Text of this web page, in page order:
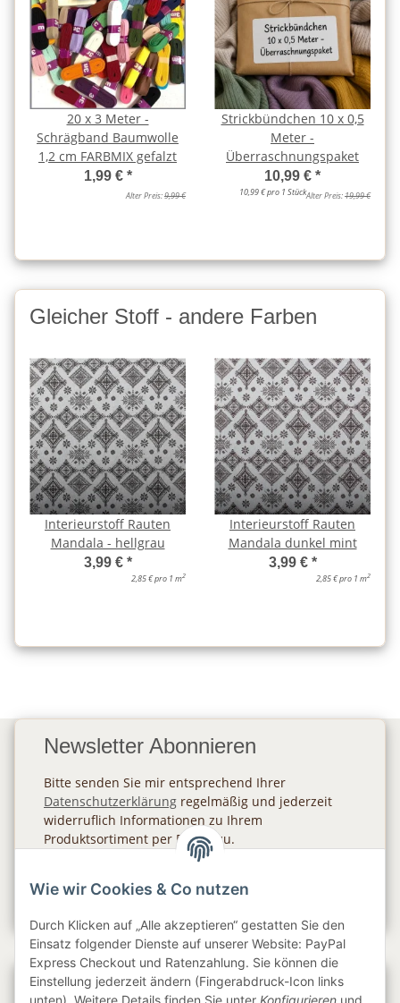
20 x 3 Meter -
Schrägband Baumwolle
1,2 cm FARBMIX gefalzt
1,99 € *
Alter Preis:9,99 €
Strickbündchen 10 x 0,5
Meter -
Überraschnungspaket
10,99 € *
10,99 € pro 1 StückAlter Preis:19,99 €
Gleicher Stoff - andere Farben
Interieurstoff Rauten
Mandala - hellgrau
3,99 € *
2,85 € pro 1 m2
Interieurstoff Rauten
Mandala dunkel mint
3,99 € *
2,85 € pro 1 m2
Newsletter Abonnieren
Bitte senden Sie mir entsprechend Ihrer
Datenschutzerklärung regelmäßig und jederzeit
widerruflich Informationen zu Ihrem
Produktsortiment per E-Mail zu.
Gesetzliche Informationen
Wie wir Cookies & Co nutzen
Durch Klicken auf „Alle akzeptieren“ gestatten Sie den
Einsatz folgender Dienste auf unserer Website: PayPal
Express Checkout und Ratenzahlung. Sie können die
Einstellung jederzeit ändern (Fingerabdruck-Icon links